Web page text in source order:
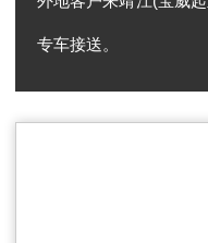
专车接送。